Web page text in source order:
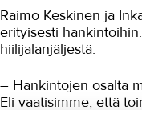
Raimo Keskinen ja
erityisesti
hiilijalanjäljestä.
– Hankintojen osalta
Eli vaatisimme, että
otettaisiin huomioon